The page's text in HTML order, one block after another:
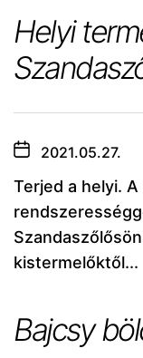
Helyi
2021.05.27.
Terjed a helyi.
kistermelőktől...
Bajcsy